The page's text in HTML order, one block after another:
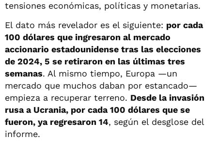
tensiones económicas, políticas y monetarias.
El dato más revelador es el siguiente: por cada
100 dólares que ingresaron al mercado
accionario estadounidense tras las elecciones
de 2024, 5 se retiraron en las últimas tres
semanas. Al mismo tiempo, Europa —un
mercado que muchos daban por estancado—
empieza a recuperar terreno. Desde la invasión
rusa a Ucrania, por cada 100 dólares que se
fueron, ya regresaron 14, según el desglose del
informe.